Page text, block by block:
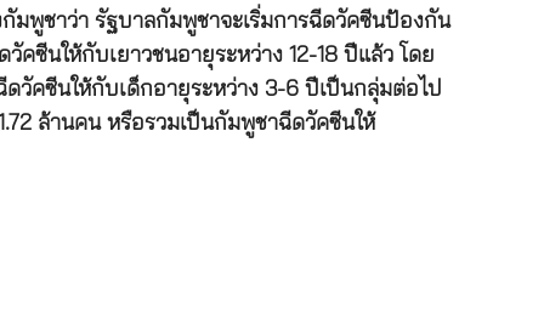
มพูชาว่า รัฐบาลกัมพูชาจะเริ่มการฉีดวัคซีนป้องกัน
คซีนให้กับเยาวชนอายุระหว่าง 12-18 ปีแล้ว โดย
วัคซีนให้กับเด็กอายุระหว่าง 3-6 ปีเป็นกลุ่มต่อไป
ล้านคน หรือรวมเป็นกัมพูชาฉีดวัคซีนให้